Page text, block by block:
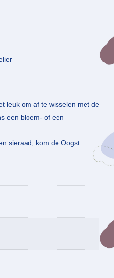
leuk om af te wisselen met de
een bloem- of een
sieraad, kom de Oogst